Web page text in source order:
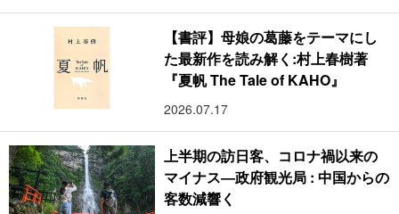
【書評】母娘の葛藤をテーマにし
た最新作を読み解く:村上春樹著
『夏帆 The Tale of KAHO』
2026.07.17
上半期の訪日客、コロナ禍以来の
マイナス―政府観光局 : 中国からの
客数減響く